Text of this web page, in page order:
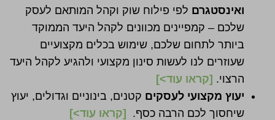
ואינסטגרם לפי פילוח שוק וקהל המותאם לעסק
שלכם – קמפיינים מכוונים לקהל היעד הממוקד
ביותר לתחום שלכם, שימוש בכלים מקצועיים
שעוזרים לנו לעשות סינון מקצועי ולהגיע לקהל היעד
הרצוי. [קראו עוד>]
יעוץ מקצועי לעסקים קטנים, בינוניים וגדולים, יעוץ
שיחסוך לכם הרבה כסף. [קראו עוד>]